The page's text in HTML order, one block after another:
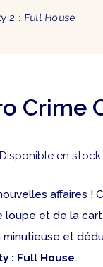
2 : Full House
Crime
Disponible en stock
affaires !
loupe et de la
minutieuse et
: Full House.